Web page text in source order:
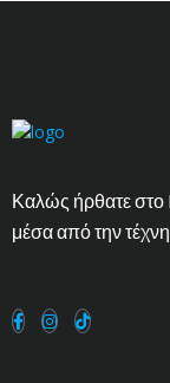
Καλώς ήρθατε στο
μέσα από την